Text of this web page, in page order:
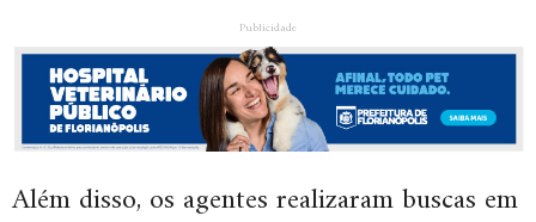
Publicidade
Além disso, os agentes realizaram buscas em